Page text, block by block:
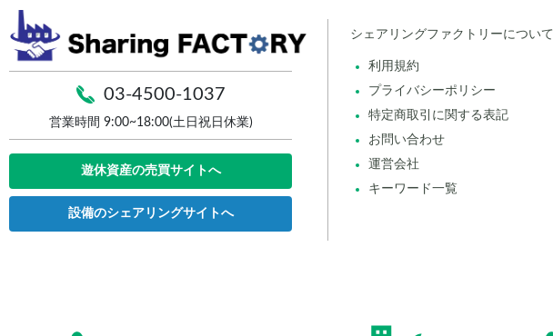
03-4500-1037
営業時間 9:00~18:00(土日祝日休業)
遊休資産の売買サイトへ
設備のシェアリングサイトへ
シェアリングファクトリーについて
利用規約
プライバシーポリシー
特定商取引に関する表記
お問い合わせ
運営会社
キーワード一覧